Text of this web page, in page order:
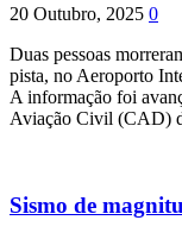
20 Outubro, 2025 0
Duas pessoas
pista, no Aeroporto
A informação foi
Aviação Civil (CAD)
Sismo de